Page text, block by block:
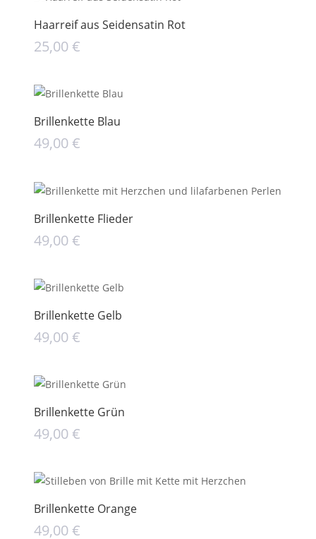
Haarreif aus Seidensatin Rot
25,00€
Brillenkette Blau
49,00€
Brillenkette Flieder
49,00€
Brillenkette Gelb
49,00€
Brillenkette Grün
49,00€
Brillenkette Orange
49,00€